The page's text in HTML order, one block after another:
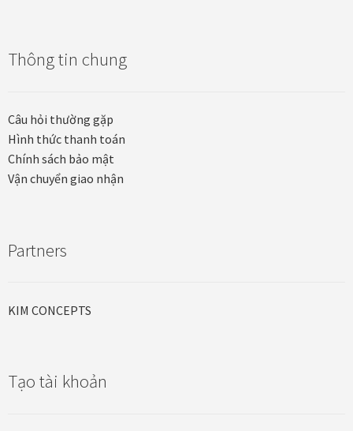
Thông tin chung
Câu hỏi thường gặp
Hình thức thanh toán
Chính sách bảo mật
Vận chuyển giao nhận
Partners
KIM CONCEPTS
Tạo tài khoản